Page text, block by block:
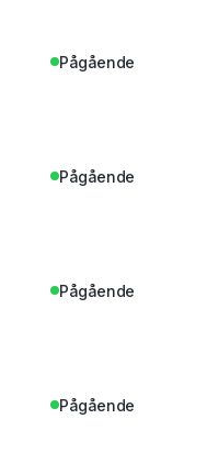
Pågående
Pågående
Pågående
Pågående